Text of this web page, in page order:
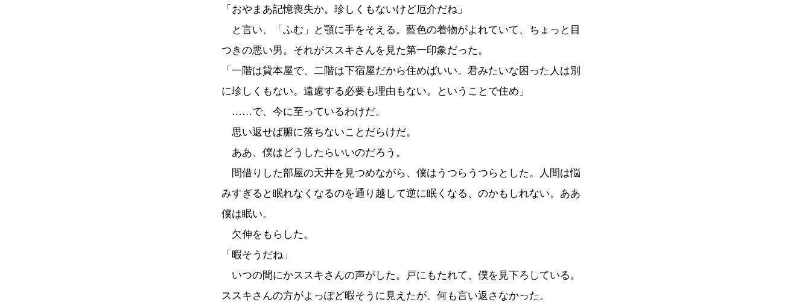
「おやまあ記憶喪失か。珍しくもないけど厄介だね」
と言い、「ふむ」と顎に手をそえる。藍色の着物がよれていて、ちょっと目
つきの悪い男。それがススキさんを見た第一印象だった。
「一階は貸本屋で、二階は下宿屋だから住めばいい。君みたいな困った人は別
に珍しくもない。遠慮する必要も理由もない。ということで住め」
……で、今に至っているわけだ。
思い返せば腑に落ちないことだらけだ。
ああ、僕はどうしたらいいのだろう。
間借りした部屋の天井を見つめながら、僕はうつらうつらとした。人間は悩
みすぎると眠れなくなるのを通り越して逆に眠くなる、のかもしれない。ああ
僕は眠い。
欠伸をもらした。
「暇そうだね」
いつの間にかススキさんの声がした。戸にもたれて、僕を見下ろしている。
ススキさんの方がよっぽど暇そうに見えたが、何も言い返さなかった。